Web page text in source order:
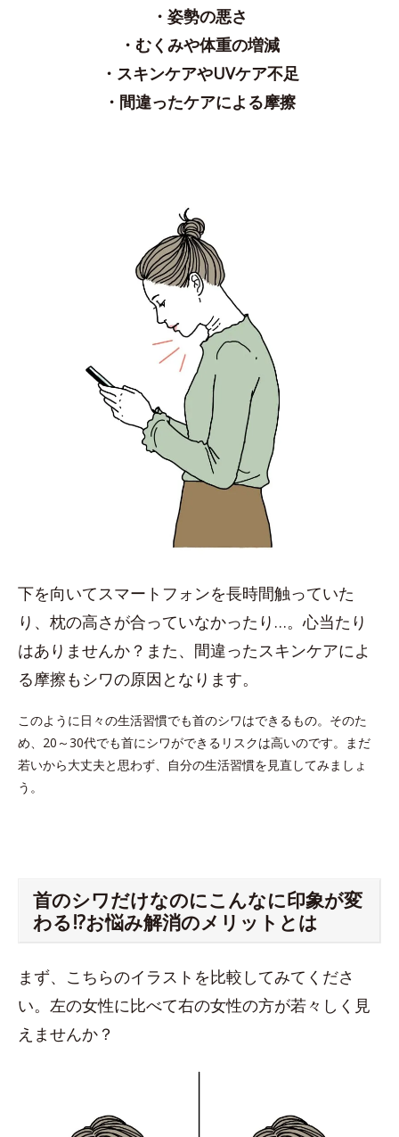
・姿勢の悪さ
・むくみや体重の増減
・スキンケアやUVケア不足
・間違ったケアによる摩擦
下を向いてスマートフォンを長時間触っていた
り、枕の高さが合っていなかったり…。心当たり
はありませんか？また、間違ったスキンケアによ
る摩擦もシワの原因となります。
このように日々の生活習慣でも首のシワはできるもの。そのた
め、20～30代でも首にシワができるリスクは高いのです。まだ
若いから大丈夫と思わず、自分の生活習慣を見直してみましょ
う。
首のシワだけなのにこんなに印象が変
わる!?お悩み解消のメリットとは
まず、こちらのイラストを比較してみてくださ
い。左の女性に比べて右の女性の方が若々しく見
えませんか？